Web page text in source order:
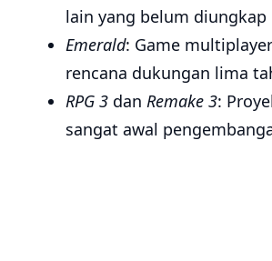
lain yang belum diungkap
Emerald: Game
rencana dukungan lima
RPG 3 dan Remake 3:
sangat awal